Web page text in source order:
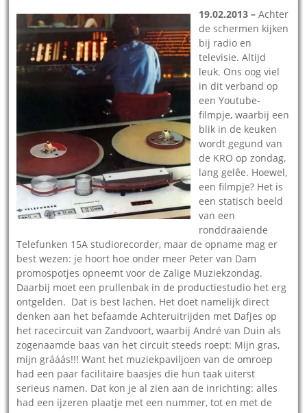
19.02.2013 –Achter
de schermen kijken
bij radio en
televisie. Altijd
leuk. Ons oog viel
in dit verband op
een Youtube-
filmpje, waarbij een
blik in de keuken
wordt gegund van
de KRO op zondag,
lang gelêe. Hoewel,
een filmpje? Het is
een statisch beeld
van een
ronddraaiende
Telefunken 15A studiorecorder, maar de opname mag er
best wezen: je hoort hoe onder meer Peter van Dam
promospotjes opneemt voor de Zalige Muziekzondag.
Daarbij moet een prullenbak in de productiestudio het erg
ontgelden. Dat is best lachen. Het doet namelijk direct
denken aan het befaamde Achteruitrijden met Dafjes op
het racecircuit van Zandvoort, waarbij André van Duin als
zogenaamde baas van het circuit steeds roept: Mijn gras,
mijn grááás!!! Want het muziekpaviljoen van de omroep
had een paar facilitaire baasjes die hun taak uiterst
serieus namen. Dat kon je al zien aan de inrichting: alles
had een ijzeren plaatje met een nummer, tot en met de